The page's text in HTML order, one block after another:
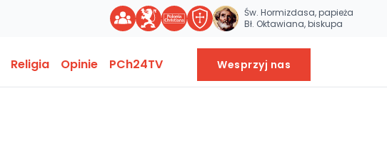
Św. Hormizdasa, papieża
Bł. Oktawiana, biskupa
Religia Opinie PCh24TV Wesprzyj nas